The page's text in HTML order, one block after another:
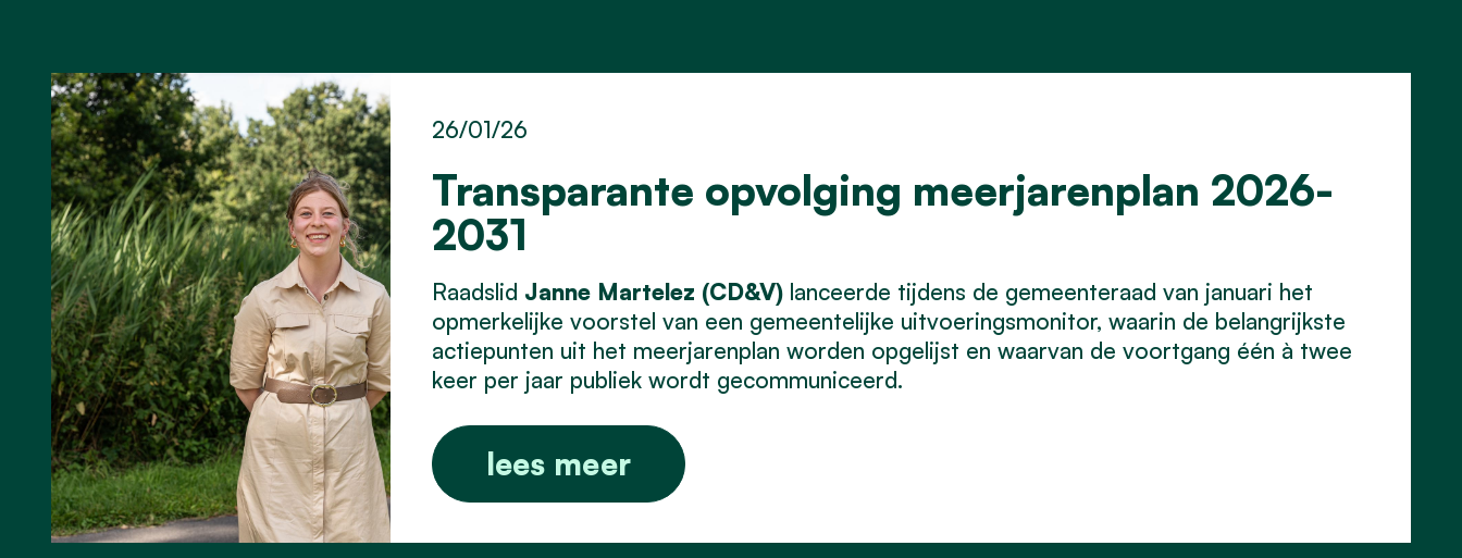
Transparante opvolging meerjarenplan 2026-
2031
26/01/26
Raadslid Janne Martelez (CD&V)lanceerde tijdens de gemeenteraad van januari het
opmerkelijke voorstel van een gemeentelijke uitvoeringsmonitor, waarin de belangrijkste
actiepunten uit het meerjarenplan worden opgelijst en waarvan de voortgang één à twee
keer per jaar publiek wordt gecommuniceerd.
lees meer